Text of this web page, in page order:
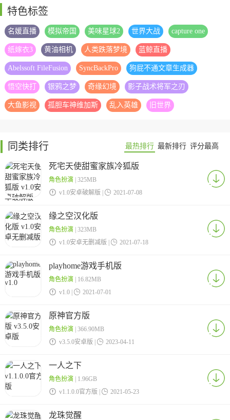
特色标签
名媛直播 模拟帝国 美味星球2 世界大战 capture one
纸嫁衣3 黄油相机 人类跌落梦境 蓝鲸直播
Abelssoft FileFusion SyncBackPro 狗屁不通文章生成器
悟空快打 银鸦之梦 奇缘幻境 影子战术将军之刃
大鱼影视 孤胆车神维加斯 乱入英雄 旧世界
同类排行 最热排行 最新排行 评分最高
死宅天使甜蜜家族冷狐版
角色扮演| 325MB
 v1.0安卓破解版 |  2021-07-08
缘之空汉化版
角色扮演| 323MB
 v1.0安卓无删减版 |  2021-07-18
playhome游戏手机版
角色扮演| 16.82MB
 v1.0 |  2021-07-01
原神官方版
角色扮演| 366.90MB
 v3.5.0安卓版 |  2023-04-11
一人之下
角色扮演| 1.96GB
 v1.1.0.0官方版 |  2021-05-23
龙珠觉醒